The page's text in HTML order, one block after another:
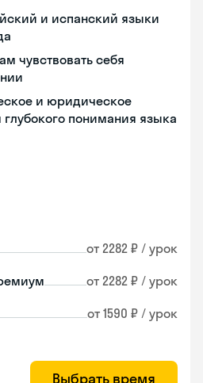
и испанский языки
чувствовать себя
и юридическое
понимания языка
от 2282 ₽ / урок
от 2282 ₽ / урок
от 1590 ₽ / урок
Выбрать время